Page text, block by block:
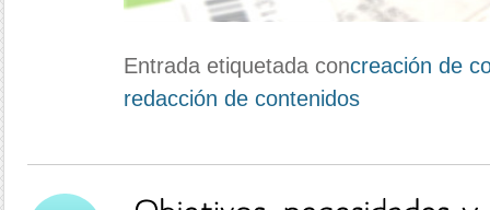
Entrada etiquetada concreación de
redacción de contenidos